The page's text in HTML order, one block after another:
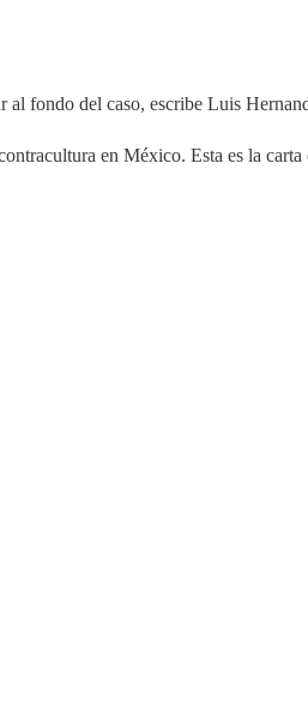
al fondo del caso, escribe Luis
en México. Esta es la carta